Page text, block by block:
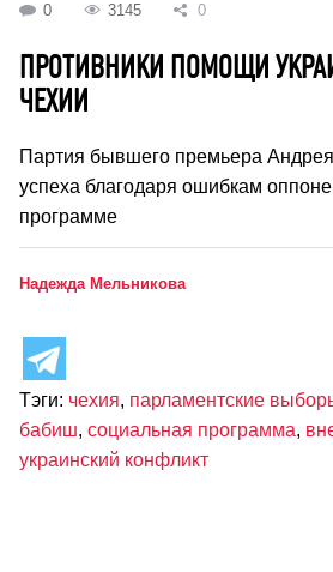
0 3145 0
ПРОТИВНИКИ ПОМОЩИ
ЧЕХИИ
Партия бывшего премьера
успеха благодаря ошибкам
программе
Надежда Мельникова
Тэги: чехия, парламентские
бабиш, социальная программа,
украинский конфликт